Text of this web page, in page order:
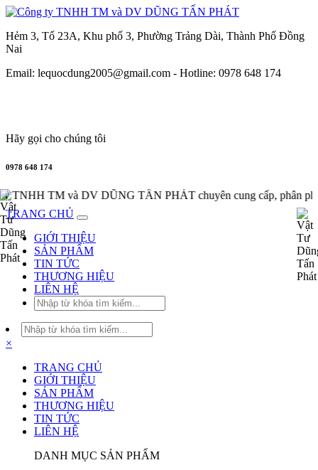
Hẻm 3, Tổ 23A, Khu phố 3, Phường Trảng Dài, Thành Phố Đồng
Nai
Email: lequocdung2005@gmail.com - Hotline: 0978 648 174
Hãy gọi cho chúng tôi
0978 648 174
TM và DV DŨNG TẤN PHÁT chuyên cung cấp, phân
TRANG CHỦ
GIỚI THIỆU
SẢN PHẨM
TIN TỨC
THƯƠNG HIỆU
LIÊN HỆ
×
TRANG CHỦ
GIỚI THIỆU
SẢN PHẨM
THƯƠNG HIỆU
TIN TỨC
LIÊN HỆ
DANH MỤC SẢN PHẨM